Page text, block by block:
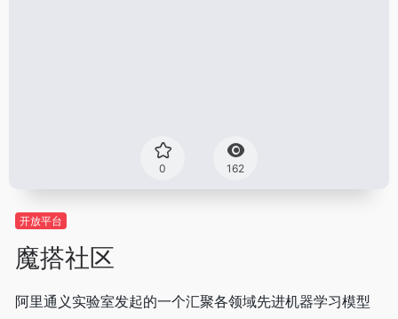
0 162
开放平台
魔搭社区
阿里通义实验室发起的一个汇聚各领域先进机器学习模型